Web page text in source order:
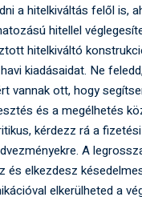
a hitelkiváltás felől is,
hitellel
hitelkiváltó
kiadásaidat. Ne
vannak ott, hogy
és a megélhetés
kérdezz rá a
A
és elkezdesz
elkerülheted a